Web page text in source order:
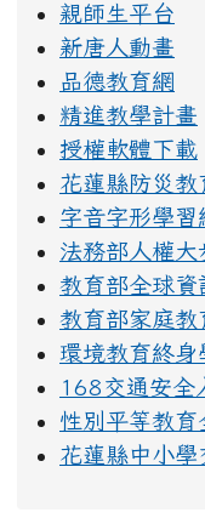
親師生平台
新唐人動畫
品德教育網
精進教學計畫
授權軟體下載
花蓮縣防災教
字音字形學習
法務部人權大
教育部全球資
教育部家庭教
環境教育終身
168交通安全
性別平等教育
花蓮縣中小學